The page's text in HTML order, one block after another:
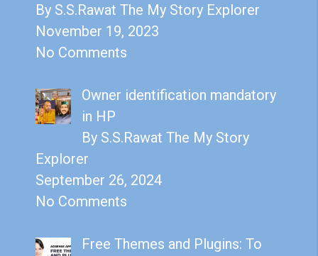
By S.S.Rawat The My Story Explorer
November 19, 2023
No Comments
Owner identification mandatory
in HP
By S.S.Rawat The My Story
Explorer
September 26, 2024
No Comments
Free Themes and Plugins: To